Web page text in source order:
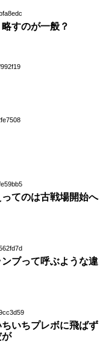
すのが一般？
てのは古戦場開始へ
ブって呼ぶような違
いちプレボに飛ばず